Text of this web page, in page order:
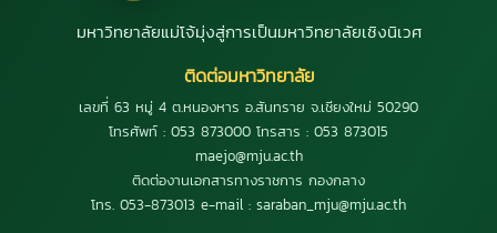
มหาวิทยาลัยแม่โจ้มุ่งสู่การเป็นมหาวิทยาลัยเชิงนิเวศ
ติดต่อมหาวิทยาลัย
เลขที่ 63 หมู่ 4 ต.หนองหาร อ.สันทราย จ.เชียงใหม่ 50290
โทรศัพท์ : 053 873000 โทรสาร : 053 873015
maejo@mju.ac.th
ติดต่องานเอกสารทางราชการ กองกลาง
โทร. 053-873013 e-mail : saraban_mju@mju.ac.th